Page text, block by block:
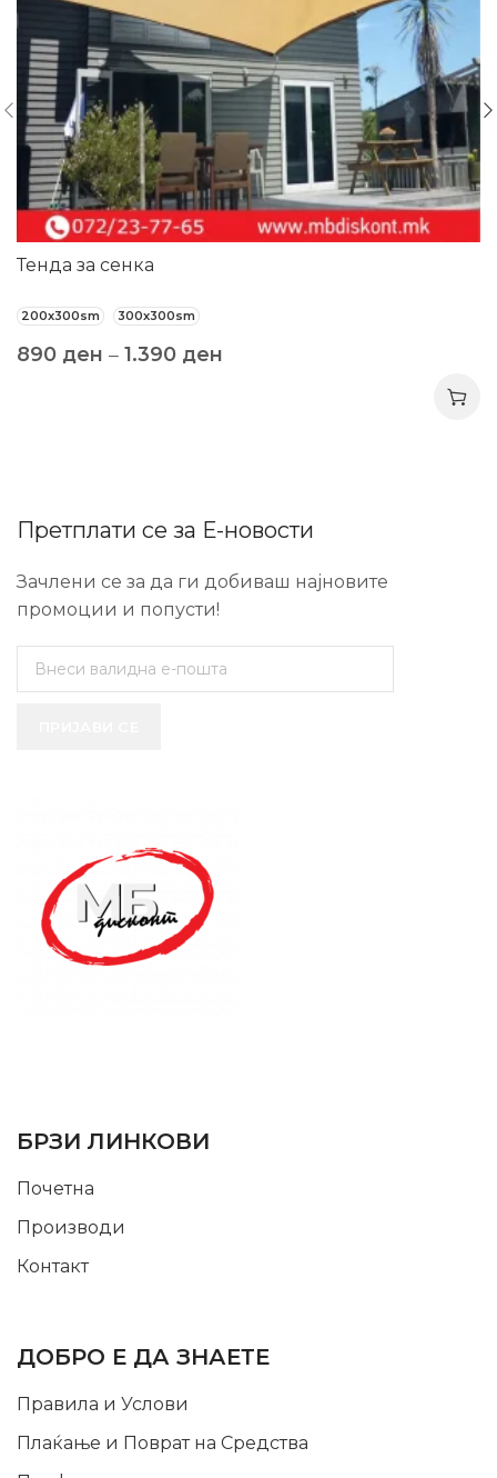
Тенда за сенка
200x300sm 300x300sm
890 ден – 1.390 ден
Претплати се за Е-новости
Зачлени се за да ги добиваш најновите
промоции и попусти!
БРЗИ ЛИНКОВИ
Почетна
Производи
Контакт
ДОБРО Е ДА ЗНАЕТЕ
Правила и Услови
Плаќање и Поврат на Средства